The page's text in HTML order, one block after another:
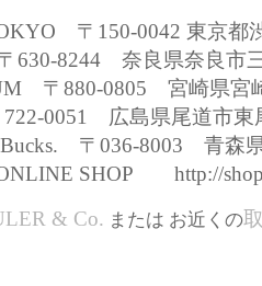
〒150-0042 東京都
8244 奈良県奈良市三
880-0805 宮崎県宮崎
0051 広島県尾道市東
〒036-8003 青森県
SHOP http://
R & Co. または お近くの